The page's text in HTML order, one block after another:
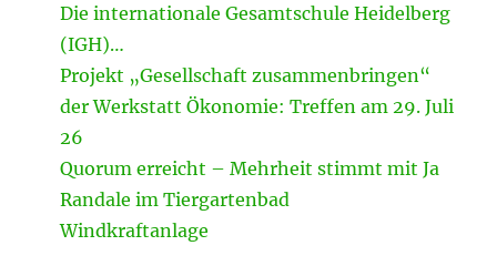
Die internationale Gesamtschule Heidelberg
(IGH)…
Projekt „Gesellschaft zusammenbringen“
der Werkstatt Ökonomie: Treffen am 29. Juli
26
Quorum erreicht – Mehrheit stimmt mit Ja
Randale im Tiergartenbad
Windkraftanlage